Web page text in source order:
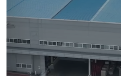
갤러리
e카탈로그
RECRUIT
SUPPORT
문의처 안내
위치 안내